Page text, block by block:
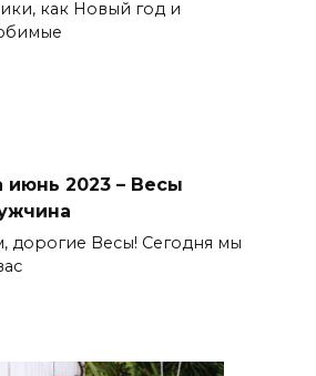
как Новый год и
июнь 2023 – Весы
дорогие Весы! Сегодня мы